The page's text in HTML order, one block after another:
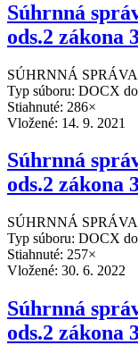
Súhrnná
ods.2 zákona
SÚHRNNÁ
Typ súboru: DOCX
Stiahnuté: 286×
Vložené: 14. 9. 2021
Súhrnná
ods.2 zákona
SÚHRNNÁ
Typ súboru: DOCX
Stiahnuté: 257×
Vložené: 30. 6. 2022
Súhrnná
ods.2 zákona